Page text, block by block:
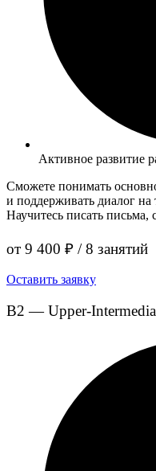
Активное развитие
Сможете понимать
и поддерживать диалог
Научитесь писать письма,
от 9 400 ₽ / 8 занятий
Оставить заявку
B2 — Upper-